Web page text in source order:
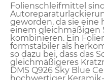
Folienschleifmittel
geworden, da sie eine
einem gleichmäßigen
kombinieren. Ein
formstabiler als
so dazu bei, dass das
gleichmäßigeres
DMS Q926 Sky Blue